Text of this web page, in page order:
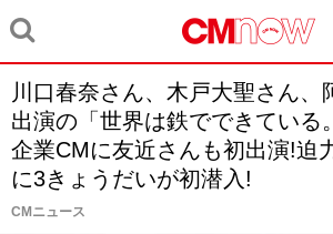
川口春奈さん、木戸大聖さん、
出演の「世界は鉄でできている
企業CMに友近さんも初出演!迫
に3きょうだいが初潜入!
CMニュース